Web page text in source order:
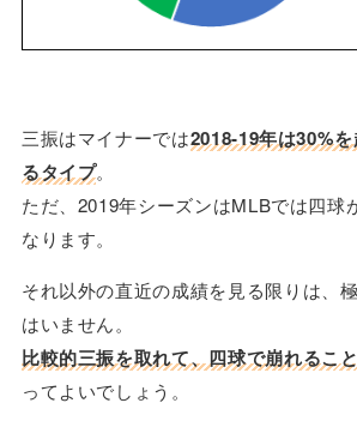
三振はマイナーでは2018-19年は30%
るタイプ。
ただ、2019年シーズンはMLBでは四球
なります。
それ以外の直近の成績を見る限りは、
はいません。
比較的三振を取れて、四球で崩れるこ
ってよいでしょう。